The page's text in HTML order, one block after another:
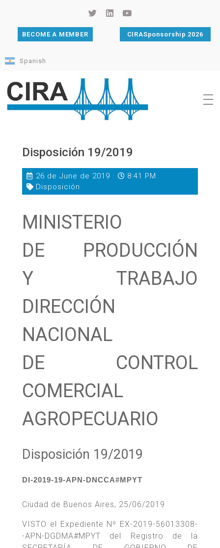
BECOME A MEMBER CIRASponsorship 2026
Spanish
Disposición 19/2019
26 de June de 2019
8:41 PM
Disposición
MINISTERIO
DE PRODUCCIÓN
Y TRABAJO
DIRECCIÓN
NACIONAL
DE CONTROL
COMERCIAL
AGROPECUARIO
Disposición 19/2019
DI-2019-19-APN-DNCCA#MPYT
Ciudad de Buenos Aires, 25/06/2019
VISTO el Expediente Nº EX-2019-56013308-
-APN-DGDMA#MPYT del Registro de la